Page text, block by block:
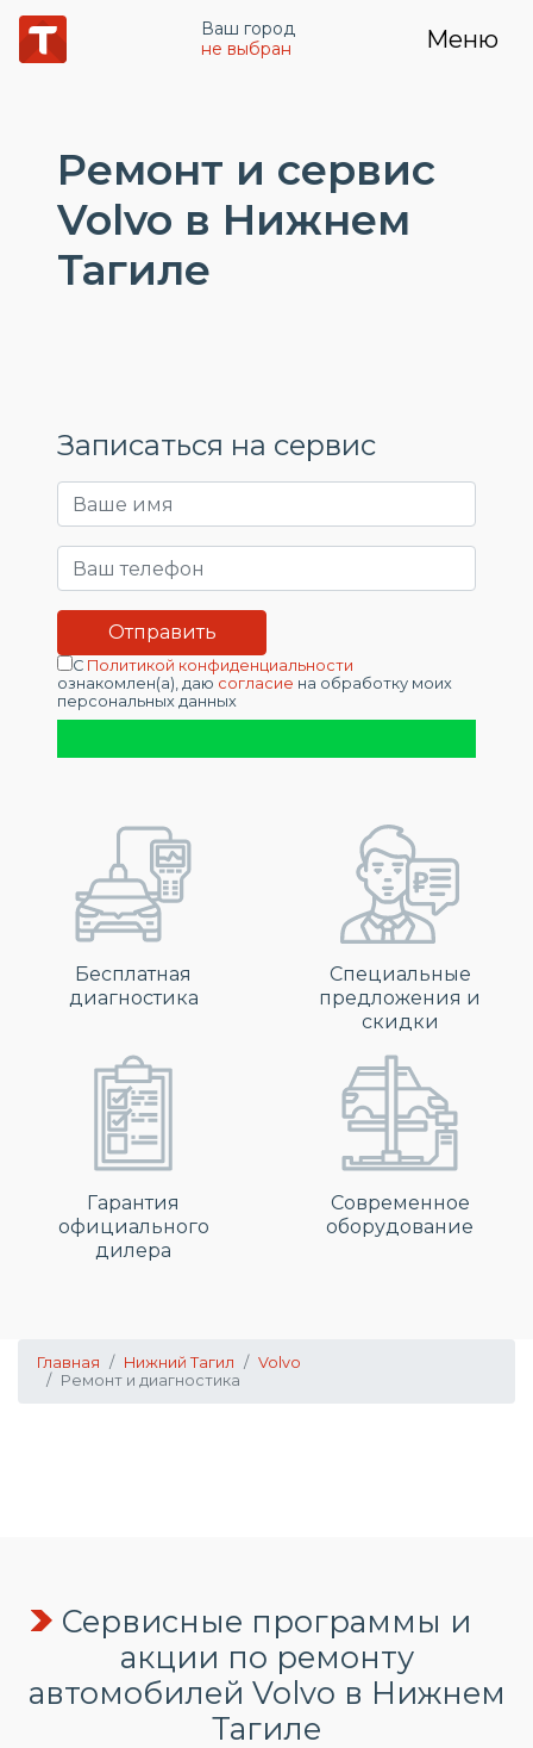
Ваш город
не выбран
Меню
Ремонт и сервис
Volvo в Нижнем
Тагиле
Записаться на сервис
С Политикой конфиденциальности
ознакомлен(а), даю согласие на обработку моих
персональных данных
Бесплатная
диагностика
Специальные
предложения и
скидки
Гарантия
официального
дилера
Современное
оборудование
Главная Нижний Тагил
Volvo
Ремонт и диагностика
Сервисные программы и
акции по ремонту
автомобилей Volvo в Нижнем
Тагиле